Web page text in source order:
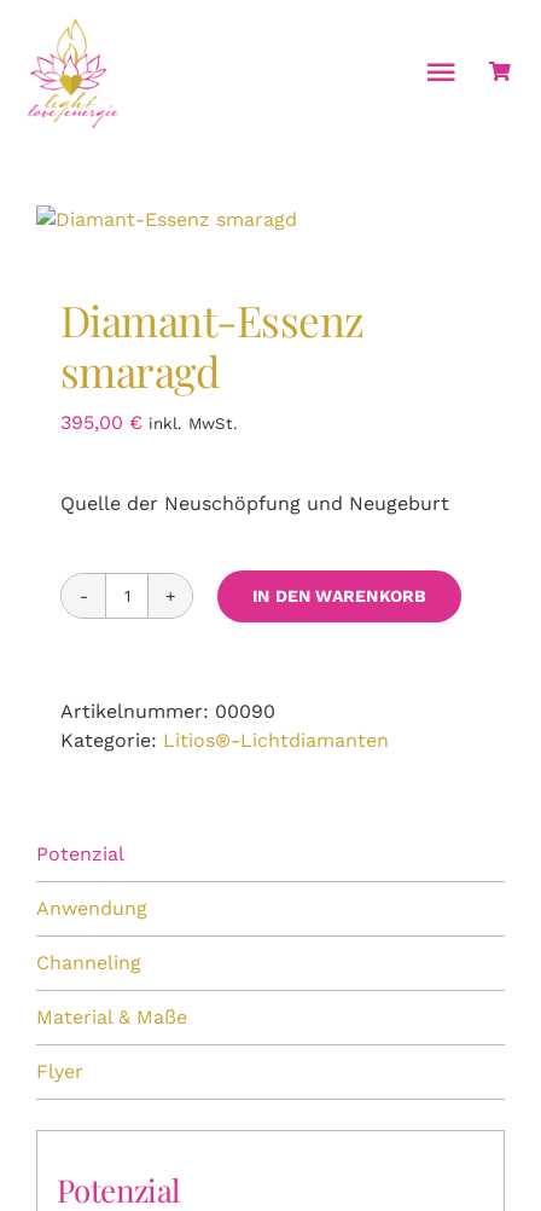
springen
Toggle
Über mich
Seminare
Ausbildungen
Kalender
Diamant-Essenz
smaragd
395,00 € inkl. MwSt.
Quelle der Neuschöpfung und Neugeburt
Diamant-
IN DEN WARENKORB
Artikelnummer: 00090
Kategorie: Litios®-Lichtdiamanten
Potenzial
Anwendung
Channeling
Material & Maße
Flyer
Potenzial